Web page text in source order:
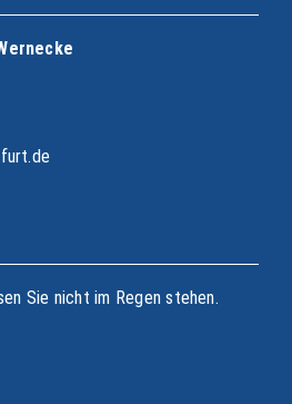
Sie nicht im Regen stehen.